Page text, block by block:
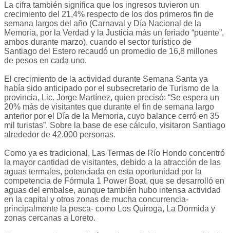
La cifra también significa que los ingresos tuvieron un
crecimiento del 21,4% respecto de los dos primeros fin de
semana largos del año (Carnaval y Día Nacional de la
Memoria, por la Verdad y la Justicia más un feriado “puente”,
ambos durante marzo), cuando el sector turístico de
Santiago del Estero recaudó un promedio de 16,8 millones
de pesos en cada uno.
El crecimiento de la actividad durante Semana Santa ya
había sido anticipado por el subsecretario de Turismo de la
provincia, Lic. Jorge Martínez, quien precisó: “Se espera un
20% más de visitantes que durante el fin de semana largo
anterior por el Día de la Memoria, cuyo balance cerró en 35
mil turistas”. Sobre la base de ese cálculo, visitaron Santiago
alrededor de 42.000 personas.
Como ya es tradicional, Las Termas de Río Hondo concentró
la mayor cantidad de visitantes, debido a la atracción de las
aguas termales, potenciada en esta oportunidad por la
competencia de Fórmula 1 Power Boat, que se desarrolló en
aguas del embalse, aunque también hubo intensa actividad
en la capital y otros zonas de mucha concurrencia-
principalmente la pesca- como Los Quiroga, La Dormida y
zonas cercanas a Loreto.